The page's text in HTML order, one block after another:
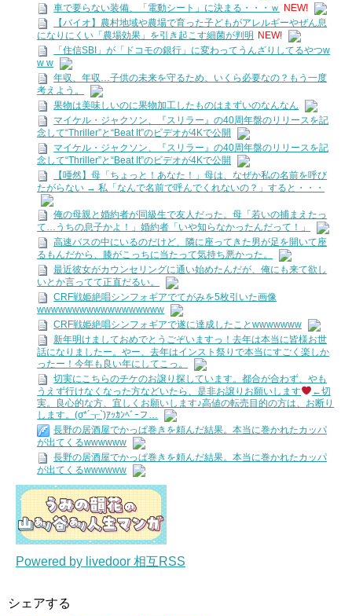
車で要らない装備、「電動シート」に決まる・・・ｗ
NEW!
【バイオ】農村地域や農場で育った子どもがアレルギーやぜん息
になりにくい「農場効果」を引き起こす細菌が判明
NEW!
「住信SBI」が「ドコモの銀行」に変わってうんざりしてるやつw
w w
年収、年収…子供の未来を守るため、いくら必要なの？もう一度
考えよう。
果物は美味しいのに果物加工したものはまずいのなんなん
マイケル・ジャクソン、『スリラー』の40周年盤のリリースを記
念して“Thriller”と“Beat It”のビデオが4Kで公開
マイケル・ジャクソン、『スリラー』の40周年盤のリリースを記
念して“Thriller”と“Beat It”のビデオが4Kで公開
【唖然】母「ちょっと！あなた！」母は、なぜか私の名前を呼び
たがらない → 私「なんで名前で呼んでくれないの？」すると・・・
俺の母親と婚約者が同級生で友人だった。母「若いの捕まえたっ
て…うちの息子かよ！」婚約者「いや知らなかったんだって！」
高速バスの中にいるのだけど、隣に座ってきた男が足を開いて座
るもんだから、膝がこっちに当たって気持ち悪かった。
最近彼女がカウンセリングに通い始めたんだが、俺にも来て欲し
いとか言ってて正直だるい。
CRF戦姫絶唱シンフォギアでてがみを5枚引いた画像
wwwwwwwwwwwwwwwwww
CRF戦姫絶唱シンフォギアで遂に達成したことwwwwwww
新年明けましておめでとうごぞいますっ！去年は本当に皆様お世
話になりましたー。やー、去年はインスト祭りで本当にすごく楽しか
ったー！今年も良い年にしてこっ。
切実にこちらのチケのお譲り探しています。都合が合わず、やも
うえず行けなくなった方などいたら、是非お譲りお願いします
←切
実。良心的な方、宜しくお願いします♪高値の転売目的の方は、お断り
します。(σ*´┰`)ｱｯｶﾝﾍﾞｰフ…
長野の居酒屋でかっぱ巻きを頼んだ結果。本当に巻かれたカッパ
が出てくるwwwwww
長野の居酒屋でかっぱ巻きを頼んだ結果。本当に巻かれたカッパ
が出てくるwwwwww
Powered by livedoor 相互RSS
シェアする